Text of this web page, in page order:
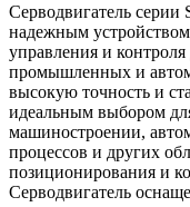
Серводвигатель
надежным
управления и
промышленных и
высокую точность и
идеальным выбором
машиностроении,
процессов и других
позиционирования и
Серводвигатель